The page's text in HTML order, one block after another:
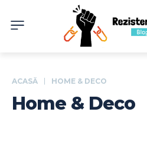
ACASĂ HOME & DECO
Home & Deco